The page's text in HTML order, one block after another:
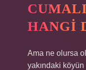
HANGI
Ama ne olursa
yakındaki